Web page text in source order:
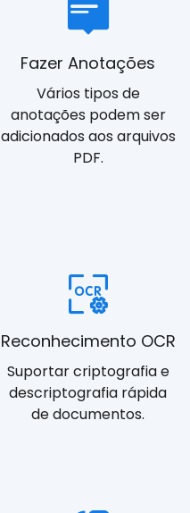
Fazer Anotações
Vários tipos de
anotações podem ser
adicionados aos arquivos
PDF.
Reconhecimento OCR
Suportar criptografia e
descriptografia rápida
de documentos.